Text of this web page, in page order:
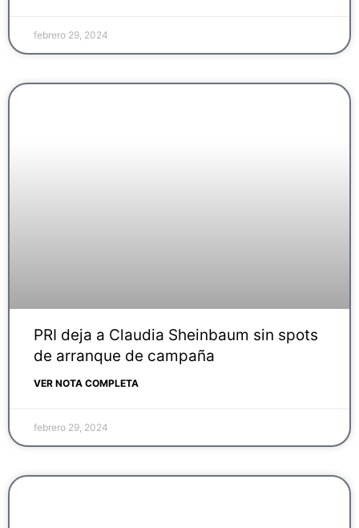
febrero 29, 2024
PRI deja a Claudia Sheinbaum sin spots
de arranque de campaña
VER NOTA COMPLETA
febrero 29, 2024